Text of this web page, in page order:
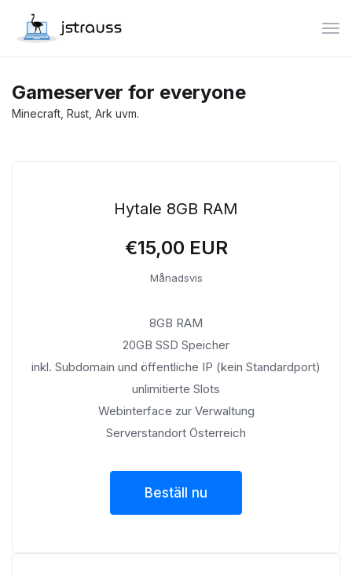
Gameserver for everyone
Minecraft, Rust, Ark uvm.
Hytale 8GB RAM
€15,00 EUR
Månadsvis
8GB RAM
20GB SSD Speicher
inkl. Subdomain und öffentliche IP (kein Standardport)
unlimitierte Slots
Webinterface zur Verwaltung
Serverstandort Österreich
Beställ nu